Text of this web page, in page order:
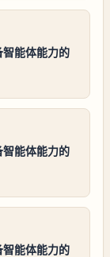
能体能力的
能体能力的
能体能力的